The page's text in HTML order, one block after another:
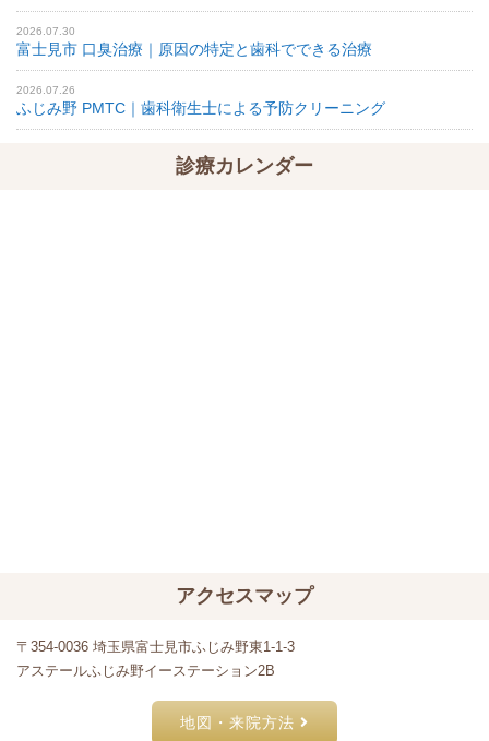
2026.07.30
富士見市 口臭治療｜原因の特定と歯科でできる治療
2026.07.26
ふじみ野 PMTC｜歯科衛生士による予防クリーニング
診療カレンダー
アクセスマップ
〒354-0036 埼玉県富士見市ふじみ野東1-1-3
アステールふじみ野イーステーション2B
地図・来院方法